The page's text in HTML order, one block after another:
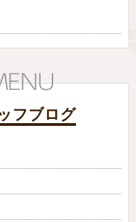
フブログ